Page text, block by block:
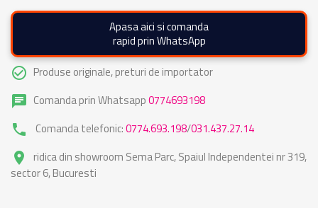
Apasa aici si comanda
rapid prin WhatsApp
check_circle_outline Produse originale, preturi de importator
chat Comanda prin Whatsapp0774693198
phone Comanda telefonic:0774.693.198/031.437.27.14
place
ridica din showroom Sema Parc, Spaiul Independentei nr 319,
sector 6, Bucuresti